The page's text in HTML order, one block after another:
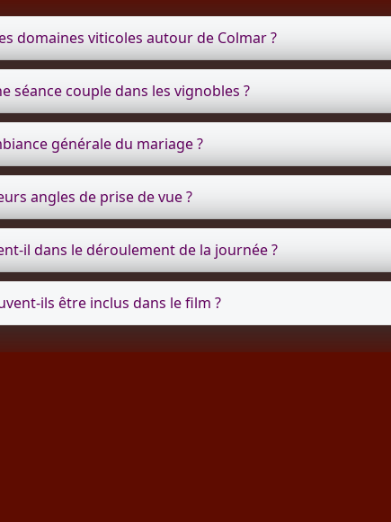
domaines viticoles autour de Colmar ?
séance couple dans les vignobles ?
générale du mariage ?
angles de prise de vue ?
il dans le déroulement de la journée ?
ils être inclus dans le film ?